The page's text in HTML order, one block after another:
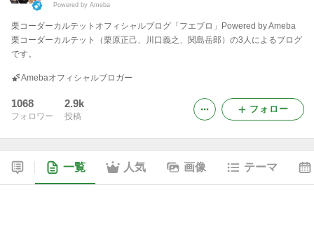
Powered by Ameba
栗コーダーカルテットオフィシャルブログ「フエブロ」Powered by Ameba
栗コーダーカルテット（栗原正己、川口義之、関島岳郎）の3人によるブログ
です。
Amebaオフィシャルブロガー
1068
フォロワー
2.9k
投稿
フォロー
一覧 人気 画像 テーマ